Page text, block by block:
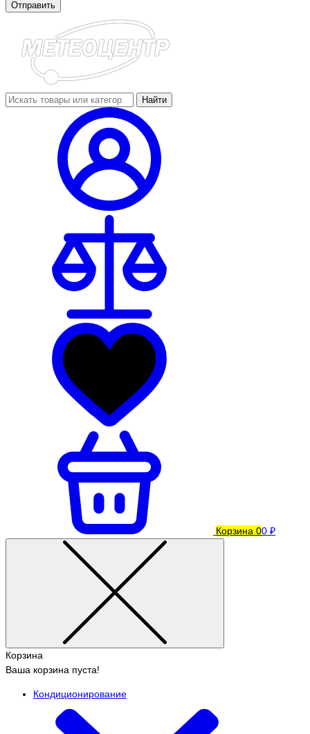
Отправить
Найти
Корзина 00 ₽
Корзина
Ваша корзина пуста!
Кондиционирование